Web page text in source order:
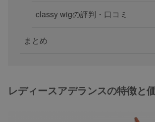
classy wigの評判・口コミ
まとめ
レディースアデランスの特徴と